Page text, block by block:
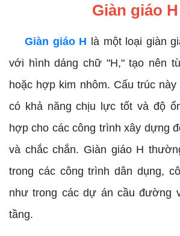
Giàn giáo H
Giàn giáo H là một loại giàn
với hình dáng chữ "H," tạo nên
hoặc hợp kim nhôm. Cấu trúc
có khả năng chịu lực tốt và độ
hợp cho các công trình xây dựng
và chắc chắn. Giàn giáo H
trong các công trình dân dụng,
như trong các dự án cầu đường
tầng.